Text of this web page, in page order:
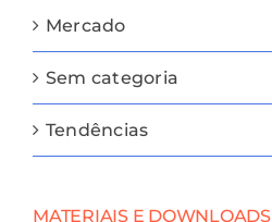
Mercado
Sem categoria
Tendências
MATERIAIS E DOWNLOADS